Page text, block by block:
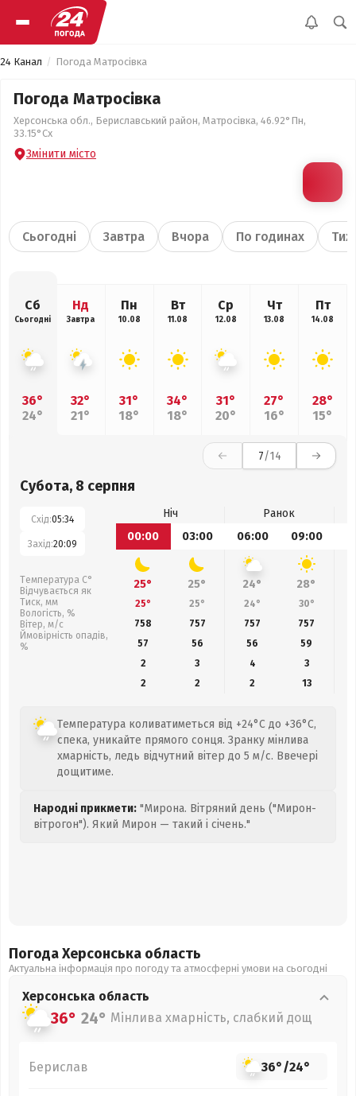
24 Канал Погода Матросівка
Погода Матросівка
Херсонська обл., Бериславський район, Матросівка, 46.92°Пн,
33.15°Сх
Змінити місто
Сьогодні Завтра Вчора По годинах
Сб
Сьогодні
36°
24°
Нд
Завтра
32°
21°
Пн
10.08
31°
18°
Вт
11.08
34°
18°
Ср
12.08
31°
20°
Чт
13.08
27°
16°
Пт
14.08
28°
15°
7/14
Субота, 8 серпня
Схід:05:34
Захід:20:09
Температура С°
Відчувається як
Тиск, мм
Вологість, %
Вітер, м/с
Ймовірність опадів,
%
Ніч
Ранок
00:00
03:00 06:00 09:00
25° 25° 24° 28°
25° 25° 24° 30°
758
757 757 757
57
56 56 59
2
3 4
3
2
2 2 13
Температура коливатиметься від +24°C до +36°C,
спека, уникайте прямого сонця. Зранку мінлива
хмарність, ледь відчутний вітер до 5 м/с. Ввечері
дощитиме.
Народні прикмети: "Мирона. Вітряний день ("Мирон-
вітрогон"). Який Мирон — такий і січень."
Погода Херсонська область
Актуальна інформація про погоду та атмосферні умови на сьогодні
Херсонська область
36° 24° Мінлива хмарність, слабкий дощ
Берислав 36°/24°